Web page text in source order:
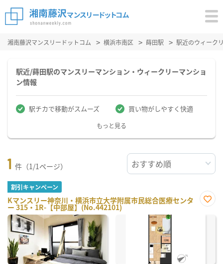
湘南藤沢マンスリードットコム 横浜市南区 蒔田駅 駅近のウィーク
駅近/蒔田駅のマンスリーマンション・ウィークリーマンショ
ン情報
駅チカで移動がスムーズ 買い物がしやすく快適
もっと見る
1 件（1/1ページ）
割引キャンペーン
Kマンスリー神奈川・横浜市立大学附属市民総合医療センタ
ー 315・1R-【中部屋】(No.442101)
に入